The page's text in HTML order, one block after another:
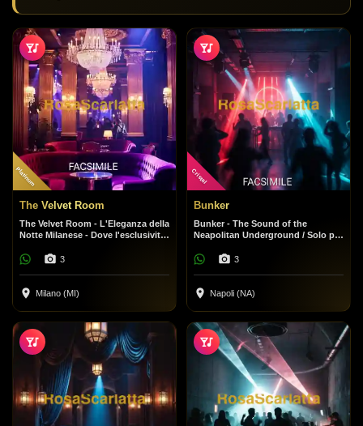
Platinum
The Velvet Room
The Velvet Room - L'Eleganza della
Notte Milanese - Dove l'esclusività
3
Milano (MI)
Cristal
Bunker
Bunker - The Sound of the
Neapolitan Underground / Solo per
fronzoli, solo beat.
3
Napoli (NA)